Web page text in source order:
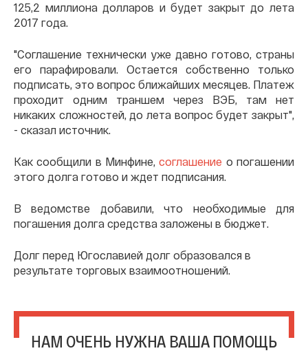
125,2 миллиона долларов и будет закрыт до лета
2017 года.
"Соглашение технически уже давно готово, страны
его парафировали. Остается собственно только
подписать, это вопрос ближайших месяцев. Платеж
проходит одним траншем через ВЭБ, там нет
никаких сложностей, до лета вопрос будет закрыт",
- сказал источник.
Как сообщили в Минфине,соглашение о погашении
этого долга готово и ждет подписания.
В ведомстве добавили, что необходимые для
погашения долга средства заложены в бюджет.
Долг перед Югославией долг образовался в
результате торговых взаимоотношений.
НАМ ОЧЕНЬ НУЖНА ВАША ПОМОЩЬ